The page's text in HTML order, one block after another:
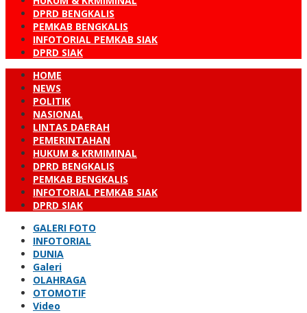
DPRD BENGKALIS
PEMKAB BENGKALIS
INFOTORIAL PEMKAB SIAK
DPRD SIAK
HOME
NEWS
POLITIK
NASIONAL
LINTAS DAERAH
PEMERINTAHAN
HUKUM & KRMIMINAL
DPRD BENGKALIS
PEMKAB BENGKALIS
INFOTORIAL PEMKAB SIAK
DPRD SIAK
GALERI FOTO
INFOTORIAL
DUNIA
Galeri
OLAHRAGA
OTOMOTIF
Video